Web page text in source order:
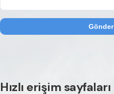
Gönder
Hızlı erişim sayfaları